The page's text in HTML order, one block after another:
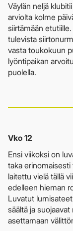
Väylän neljä
arviolta kolme
siirtämään
tulevista
vasta toukokuun
lyöntipaikan
puolella.
Vko 12
Ensi viikoksi on
taka
laitettu vielä tällä
edelleen hieman
Luvatut
säältä ja
asettamaan